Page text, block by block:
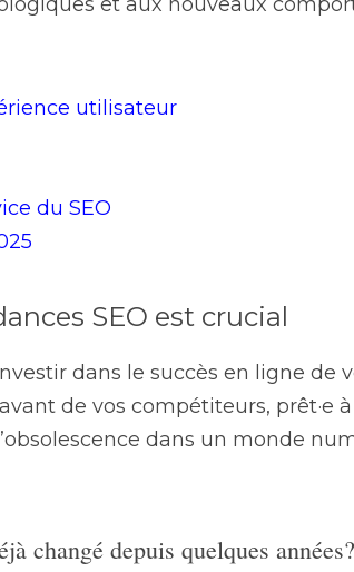
utilisateur
du SEO
SEO est crucial
dans le succès en ligne de
de vos compétiteurs, prêt·e
dans un monde
changé depuis quelques